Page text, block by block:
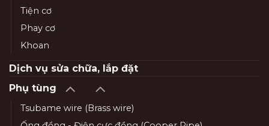
Tiện cơ
Phay cơ
Khoan
Dịch vụ sửa chữa, lắp đặt
Phụ tùng
Tsubame wire (Brass wire)